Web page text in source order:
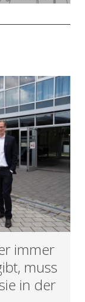
immer
muss
in der